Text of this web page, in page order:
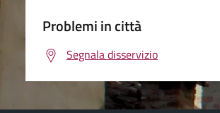
Problemi in città
Segnala disservizio